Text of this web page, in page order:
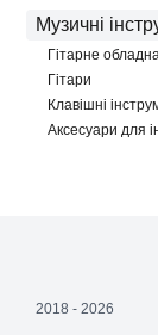
Музичні
Гітарне
Гітари
Клавішні
Аксесуари для
2018 - 2026